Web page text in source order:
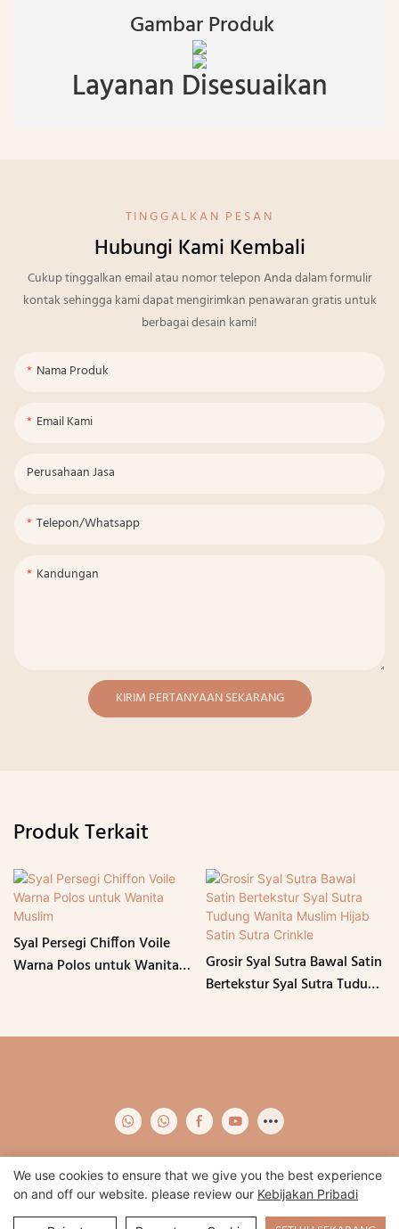
Gambar Produk
Layanan Disesuaikan
TINGGALKAN PESAN
Hubungi Kami Kembali
Cukup tinggalkan email atau nomor telepon Anda dalam formulir
kontak sehingga kami dapat mengirimkan penawaran gratis untuk
berbagai desain kami!
Nama Produk
Email Kami
Perusahaan Jasa
Telepon/whatsapp
Kandungan
KIRIM PERTANYAAN SEKARANG
Produk Terkait
Syal Persegi Chiffon Voile
Warna Polos untuk Wanita
Grosir Syal Sutra Bawal Satin
Bertekstur Syal Sutra Tudung
Hak Cipta © 2024 Qidian -www.qidianapparel.com| Peta Situs
Kebijakan pribadi
We use cookies to ensure that we give you the best experience
on and off our website. please review our Kebijakan Pribadi